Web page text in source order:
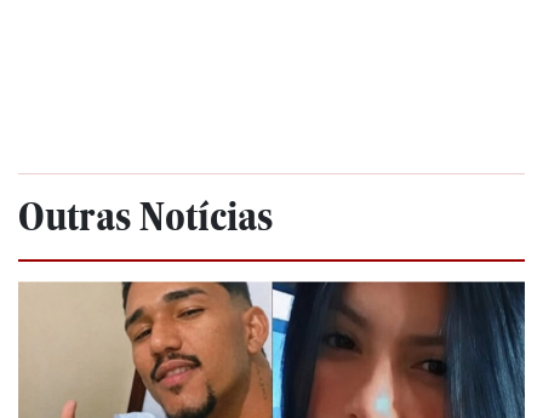
Outras Notícias